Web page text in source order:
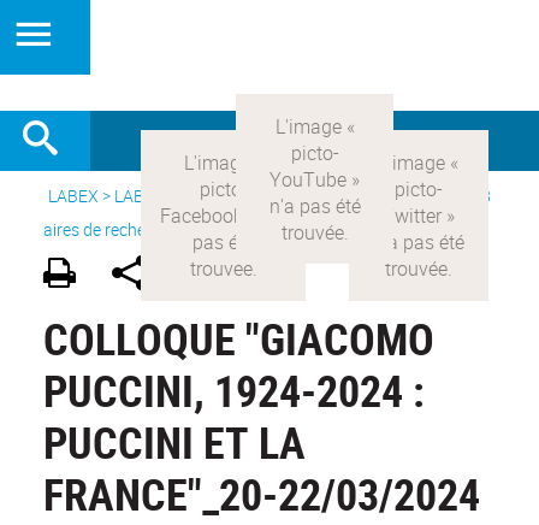
LABEX > LABEX COMOD> Version française > Recherche >
8
aires de recherche> Modernités italiennes
COLLOQUE "GIACOMO
PUCCINI, 1924-2024 :
PUCCINI ET LA
FRANCE"_20-22/03/2024